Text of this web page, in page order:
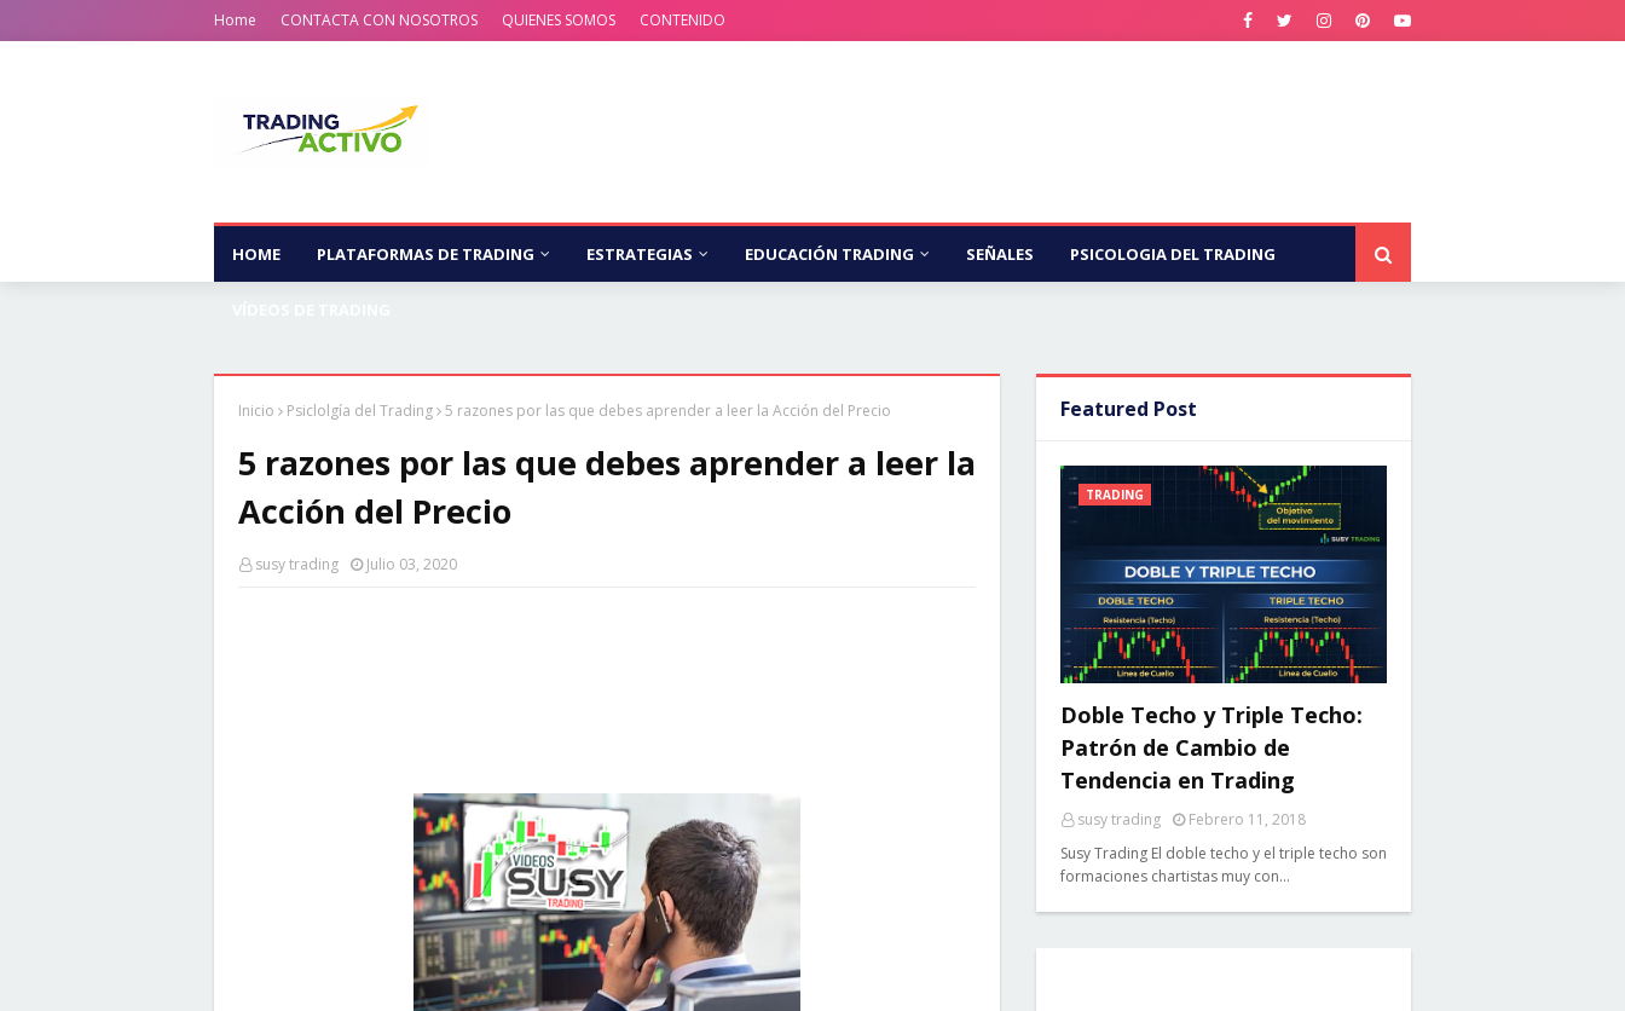
Home CONTACTA CON NOSOTROS QUIENES SOMOS CONTENIDO
HOME PLATAFORMAS DE TRADING ESTRATEGIAS EDUCACIÓN TRADING SEÑALES PSICOLOGIA DEL TRADING
Inicio Psiclolgía del Trading 5 razones por las que debes aprender a leer la Acción del Precio
5 razones por las que debes aprender a leer la
Acción del Precio
susy trading Julio 03, 2020
Featured Post
TRADING
Doble Techo y Triple Techo:
Patrón de Cambio de
Tendencia en Trading
susy trading
Febrero 11, 2018
Susy Trading El doble techo y el triple techo son
formaciones chartistas muy con…